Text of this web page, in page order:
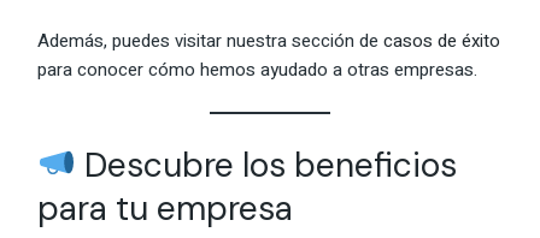
Además, puedes visitar nuestra sección decasos de éxito
para conocer cómo hemos ayudado a otras empresas.
Descubre los beneficios
para tu empresa